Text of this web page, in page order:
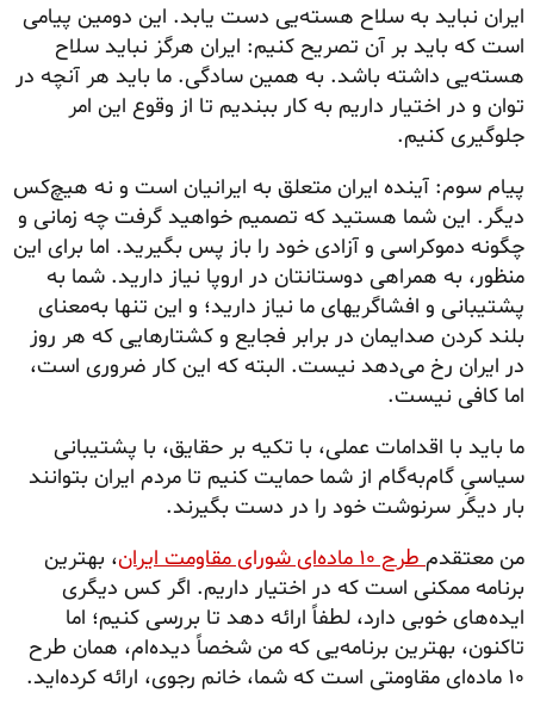
ایران نباید به سلاح هسته‌یی دست یابد. این دومین پیامی
است که باید بر آن تصریح کنیم: ایران هرگز نباید سلاح
هسته‌یی داشته باشد. به همین سادگی. ما باید هر آنچه در
توان و در اختیار داریم به کار ببندیم تا از وقوع این امر
جلوگیری کنیم.
پیام سوم: آینده ایران متعلق به ایرانیان است و نه هیچ‌کس
دیگر. این شما هستید که تصمیم خواهید گرفت چه زمانی و
چگونه دموکراسی و آزادی خود را باز پس بگیرید. اما برای این
منظور، به همراهی دوستانتان در اروپا نیاز دارید. شما به
پشتیبانی و افشاگریهای ما نیاز دارید؛ و این تنها به‌معنای
بلند کردن صدایمان در برابر فجایع و کشتارهایی که هر روز
در ایران رخ می‌دهد نیست. البته که این کار ضروری است،
اما کافی نیست.
ما باید با اقدامات عملی، با تکیه بر حقایق، با پشتیبانی
سیاسیِ گام‌به‌گام از شما حمایت کنیم تا مردم ایران بتوانند
بار دیگر سرنوشت خود را در دست بگیرند.
من معتقدمطرح ۱۰ ماده‌ای شورای مقاومت ایران
، بهترین
برنامه ممکنی است که در اختیار داریم. اگر کس دیگری
ایده‌های خوبی دارد، لطفاً ارائه دهد تا بررسی کنیم؛ اما
تاکنون، بهترین برنامه‌یی که من شخصاً دیده‌ام، همان طرح
۱۰ ماده‌ای مقاومتی است که شما، خانم رجوی، ارائه کرده‌اید.